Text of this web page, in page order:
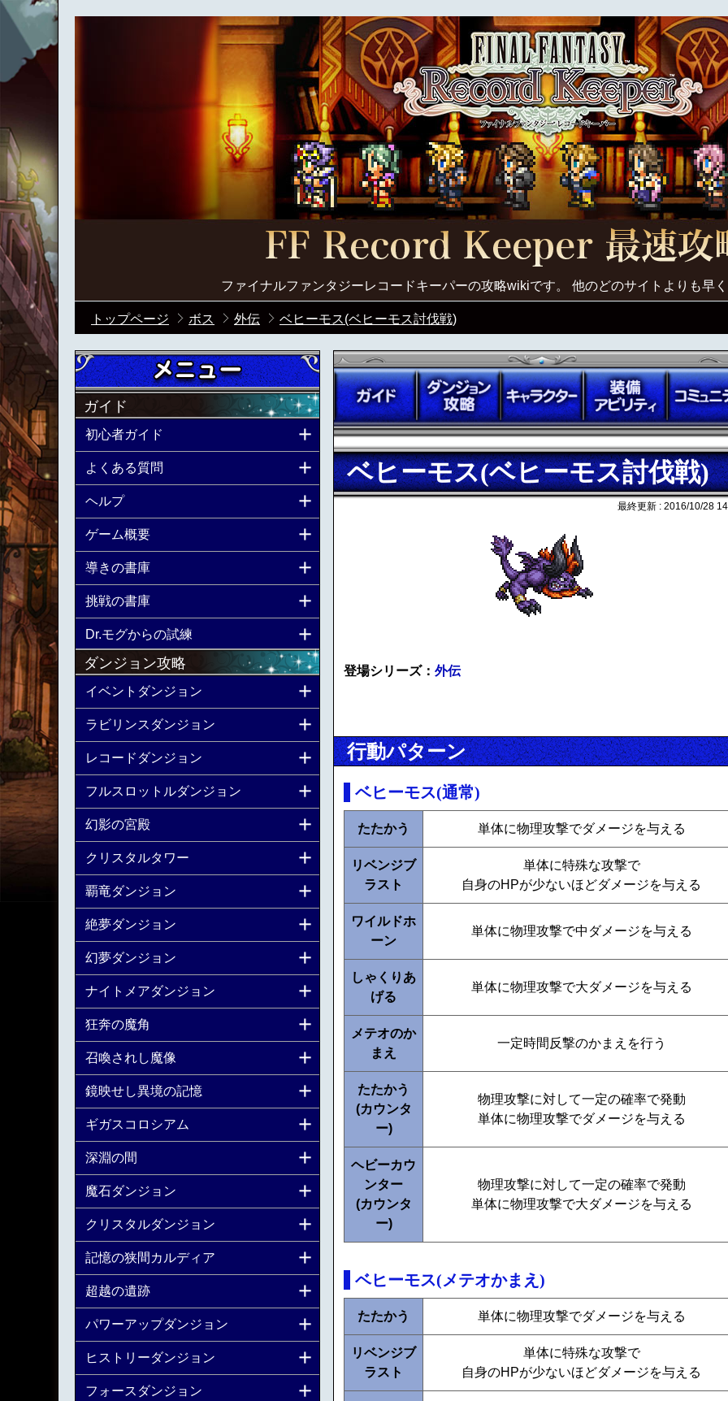
ファイナルファンタジーレコードキーパーの攻略wikiです。 他のどのサイトよりも早
トップページ ボス 外伝 ベヒーモス(ベヒーモス討伐戦)
ベヒーモス(ベヒーモス討伐戦)
最終更新 : 2016/10/28
登場シリーズ： 外伝
行動パターン
ベヒーモス(通常)
たたかう 単体に物理攻撃でダメージを与える
リベンジブ
ラスト
単体に特殊な攻撃で
自身のHPが少ないほどダメージを与える
ワイルドホ
ーン
単体に物理攻撃で中ダメージを与える
しゃくりあ
げる
単体に物理攻撃で大ダメージを与える
メテオのか
まえ
一定時間反撃のかまえを行う
たたかう
(カウンタ
ー)
物理攻撃に対して一定の確率で発動
単体に物理攻撃でダメージを与える
ヘビーカウ
ンター
(カウンタ
ー)
物理攻撃に対して一定の確率で発動
単体に物理攻撃で大ダメージを与える
ベヒーモス(メテオかまえ)
たたかう 単体に物理攻撃でダメージを与える
リベンジブ
ラスト
単体に特殊な攻撃で
自身のHPが少ないほどダメージを与える
ガイド
初心者ガイド
よくある質問
ヘルプ
ゲーム概要
導きの書庫
挑戦の書庫
Dr.モグからの試練
ダンジョン攻略
イベントダンジョン
ラビリンスダンジョン
レコードダンジョン
フルスロットルダンジョン
幻影の宮殿
クリスタルタワー
覇竜ダンジョン
絶夢ダンジョン
幻夢ダンジョン
ナイトメアダンジョン
狂奔の魔角
召喚されし魔像
鏡映せし異境の記憶
ギガスコロシアム
深淵の間
魔石ダンジョン
クリスタルダンジョン
記憶の狭間カルディア
超越の遺跡
パワーアップダンジョン
ヒストリーダンジョン
フォースダンジョン